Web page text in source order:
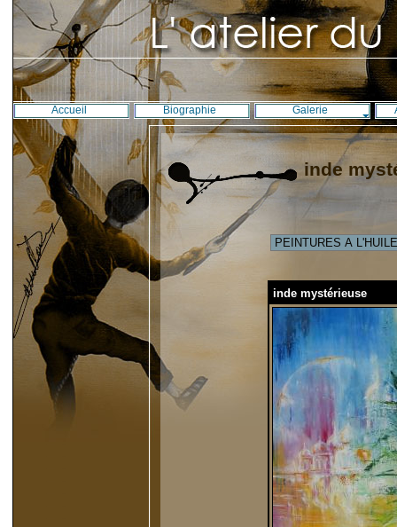
inde
inde mystérieuse
Accueil Biographie Galerie